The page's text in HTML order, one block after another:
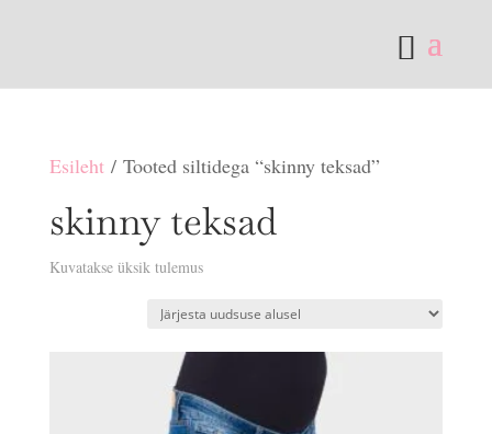
Esileht/ Tooted siltidega “skinny teksad”
skinny teksad
Kuvatakse üksik tulemus